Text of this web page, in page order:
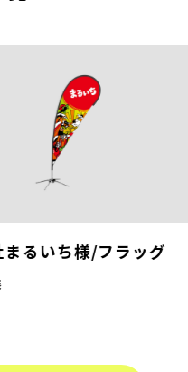
まるいち様/フラッグ